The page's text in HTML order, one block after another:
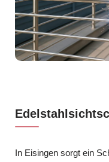
In Eisingen sorgt ein